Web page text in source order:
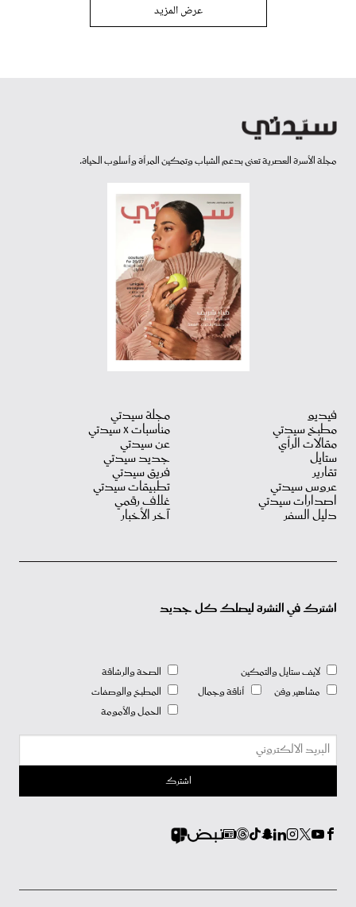
عرض المزيد
مجلة الأسرة العصرية تعنى بدعم الشباب وتمكين المرأة وأسلوب الحياة.
فيديو
مطبخ سيدتي
مقالات الرأي
ستايل
تقارير
عروس سيدتي
اصدارات سيدتي
دليل السفر
مجلة سيدتي
مناسبات X سيدتي
عن سيدتي
جديد سيدتي
فريق سيدتي
تطبيقات سيدتي
غلاف رقمي
آخر الأخبار
اشترك في النشرة ليصلك كل جديد
لايف ستايل والتمكين
مشاهير وفن
أناقة وجمال
الصحة والرشاقة
المطبخ والوصفات
الحمل والأمومة